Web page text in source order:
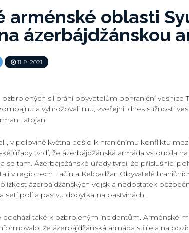
arménské oblasti
ázerbájdžánskou
11. 8. 2021
sil brání obyvatelům pohraniční vesnice
a vyhrožovali mu, zveřejnil dnes stížnosti
Tatojan.
v polovině května došlo k hraničnímu konfliktu
úřady tvrdí, že ázerbájdžánská armáda vstoupila
se tam. Ázerbájdžánské úřady tvrdí, že příslušníci
v regionech Lačin a Kelbadžar. Obyvatelé
ázerbájdžánských vojsk a nedostatek
setí polí a pastvu dobytka na pastvinách.
dochází také k ozbrojeným incidentům. Arménské
že ázerbájdžánská armáda střílela na